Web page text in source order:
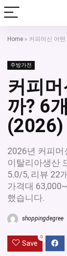
Home » 커피머신 어
주방가전
커피
까? 6
(2026)
2026년 커피머
이탈리아생산
5.0/5, 리뷰 22
가격대
했습니다.
shoppingdegree
Save
0